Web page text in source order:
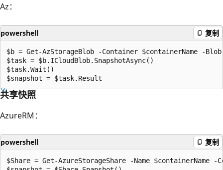
Az：
powershell 复制
$b = Get-AzStorageBlob -Container $containerName -
$task = $b.ICloudBlob.SnapshotAsync()
$task.Wait()
共享快照
AzureRM：
powershell 复制
$Share = Get-AzureStorageShare -Name $containerName -